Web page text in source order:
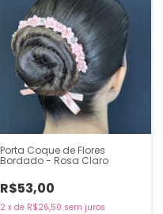
Porta Coque de Flores
Bordado - Rosa Claro
R$53,00
2 x de R$26,50 sem juros